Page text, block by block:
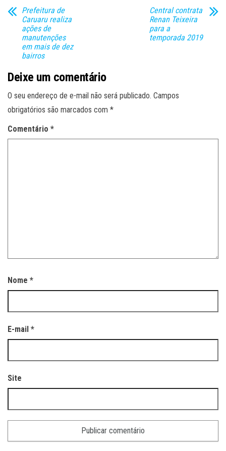
Prefeitura de
Caruaru realiza
ações de
manutenções
em mais de dez
bairros
Central contrata
Renan Teixeira
para a
temporada 2019
Deixe um comentário
O seu endereço de e-mail não será publicado. Campos
obrigatórios são marcados com *
Comentário *
Nome *
E-mail *
Site